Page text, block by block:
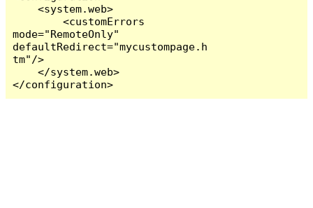
    <system.web>
        <customErrors
mode="RemoteOnly"
defaultRedirect="mycustompage.h
tm"/>
    </system.web>
</configuration>